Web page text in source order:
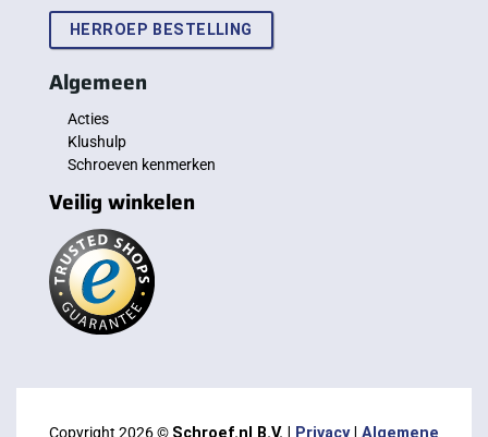
HERROEP BESTELLING
Algemeen
Acties
Klushulp
Schroeven kenmerken
Veilig winkelen